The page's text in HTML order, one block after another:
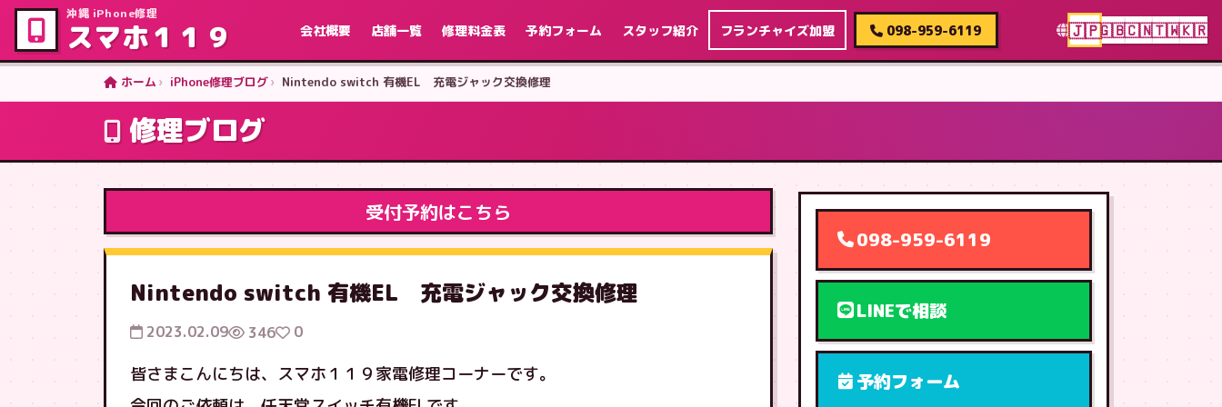
沖縄 iPhone修理
スマホ１１９ 会社概要 店舗一覧 修理料金表 予約フォーム スタッフ紹介 フランチャイズ加盟 098-959-6119 🇯🇵🇬🇧🇨🇳🇹🇼🇰🇷
ホーム iPhone修理ブログ Nintendo switch 有機EL 充電ジャック交換修理
修理ブログ
受付予約はこちら
Nintendo switch 有機EL 充電ジャック交換修理
2023.02.09 346 0
皆さまこんにちは、スマホ１１９家電修理コーナーです。
098-959-6119
LINEで相談
予約フォーム